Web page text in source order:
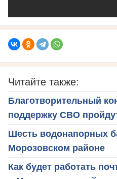
Читайте также:
Благотворительный
поддержку СВО
Шесть водонапорных
Морозовском районе
Как будет работать